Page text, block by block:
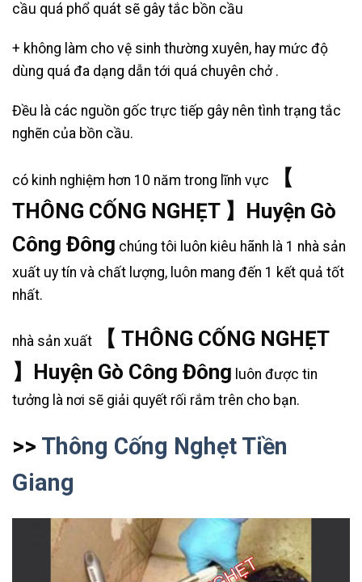
cầu quá phổ quát sẽ gây tắc bồn cầu
+ không làm cho vệ sinh thường xuyên, hay mức độ
dùng quá đa dạng dẫn tới quá chuyên chở .
Đều là các nguồn gốc trực tiếp gây nên tình trạng tắc
nghẽn của bồn cầu.
có kinh nghiệm hơn 10 năm trong lĩnh vực
【
THÔNG CỐNG NGHẸT 】Huyện Gò
Công Đông chúng tôi luôn kiêu hãnh là 1 nhà sản
xuất uy tín và chất lượng, luôn mang đến 1 kết quả tốt
nhất.
nhà sản xuất
【 THÔNG CỐNG NGHẸT
】Huyện Gò Công Đông luôn được tin
tưởng là nơi sẽ giải quyết rối rắm trên cho bạn.
>> Thông Cống Nghẹt Tiền
Giang